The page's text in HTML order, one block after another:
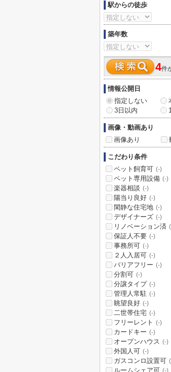
駅からの徒歩
築年数
4件
情報公開日
指定しない
3日以内
画像・動画あり
画像あり
こだわり条件
ペット飼育可 (-)
ペット専用設備 (-)
楽器相談 (-)
陽当り良好 (-)
閑静な住宅地 (-)
デザイナーズ (-)
リノベーション済
保証人不要 (-)
事務所可 (-)
２人入居可 (-)
バリアフリー (-)
分割可 (-)
分譲タイプ (-)
管理人常駐 (-)
眺望良好 (-)
二世帯住宅 (-)
フリーレント (-)
カードキー (-)
オープンハウス (-)
外国人可 (-)
ガスコンロ設置可
ルームシェア可 (-)